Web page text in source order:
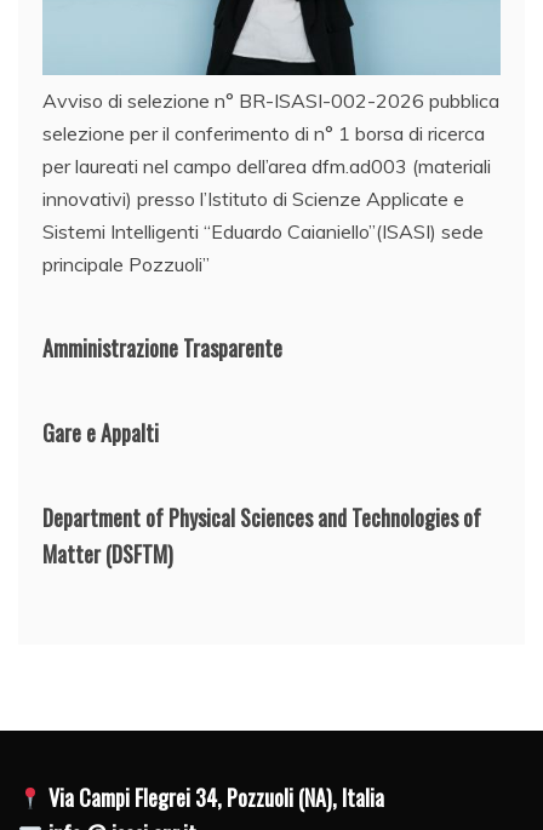
Avviso di selezione n° BR-ISASI-002-2026 pubblica
selezione per il conferimento di n° 1 borsa di ricerca
per laureati nel campo dell’area dfm.ad003 (materiali
innovativi) presso l’Istituto di Scienze Applicate e
Sistemi Intelligenti “Eduardo Caianiello”(ISASI) sede
principale Pozzuoli”
Amministrazione Trasparente
Gare e Appalti
Department of Physical Sciences and Technologies of
Matter(DSFTM)
Via Campi Flegrei 34, Pozzuoli (NA), Italia